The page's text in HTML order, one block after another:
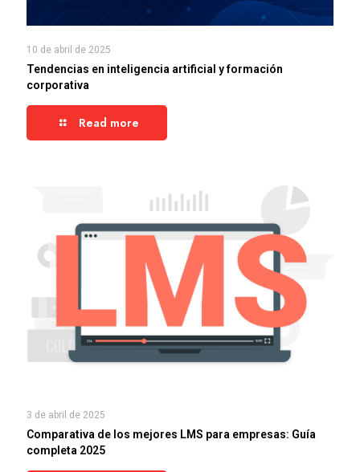
10 de abril de 2025
Tendencias en inteligencia artificial y formación
corporativa
Read more
3 de abril de 2025
Comparativa de los mejores LMS para empresas: Guía
completa 2025